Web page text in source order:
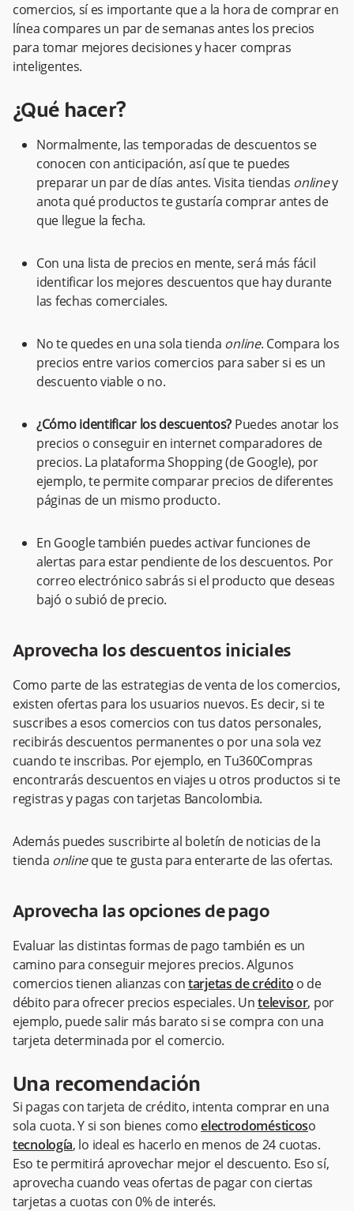
comercios, sí es importante que a la hora de comprar en
línea compares un par de semanas antes los precios
para tomar mejores decisiones y hacer compras
inteligentes.
¿Qué hacer?
Normalmente, las temporadas de descuentos se
conocen con anticipación, así que te puedes
preparar un par de días antes. Visita tiendas onliney
anota qué productos te gustaría comprar antes de
que llegue la fecha.
Con una lista de precios en mente, será más fácil
identificar los mejores descuentos que hay durante
las fechas comerciales.
No te quedes en una sola tienda online. Compara los
precios entre varios comercios para saber si es un
descuento viable o no.
¿Cómo identificar los descuentos? Puedes anotar los
precios o conseguir en internet comparadores de
precios. La plataforma Shopping (de Google), por
ejemplo, te permite comparar precios de diferentes
páginas de un mismo producto.
En Google también puedes activar funciones de
alertas para estar pendiente de los descuentos. Por
correo electrónico sabrás si el producto que deseas
bajó o subió de precio.
Aprovecha los descuentos iniciales
Como parte de las estrategias de venta de los comercios,
existen ofertas para los usuarios nuevos. Es decir, si te
suscribes a esos comercios con tus datos personales,
recibirás descuentos permanentes o por una sola vez
cuando te inscribas. Por ejemplo, en Tu360Compras
encontrarás descuentos en viajes u otros productos si te
registras y pagas con tarjetas Bancolombia.
Además puedes suscribirte al boletín de noticias de la
tienda onlineque te gusta para enterarte de las ofertas.
Aprovecha las opciones de pago
Evaluar las distintas formas de pago también es un
camino para conseguir mejores precios. Algunos
comercios tienen alianzas contarjetas de crédito o de
débito para ofrecer precios especiales. Untelevisor, por
ejemplo, puede salir más barato si se compra con una
tarjeta determinada por el comercio.
Una recomendación
Si pagas con tarjeta de crédito, intenta comprar en una
sola cuota. Y si son bienes comoelectrodomésticoso
tecnología, lo ideal es hacerlo en menos de 24 cuotas.
Eso te permitirá aprovechar mejor el descuento. Eso sí,
aprovecha cuando veas ofertas de pagar con ciertas
tarjetas a cuotas con 0% de interés.